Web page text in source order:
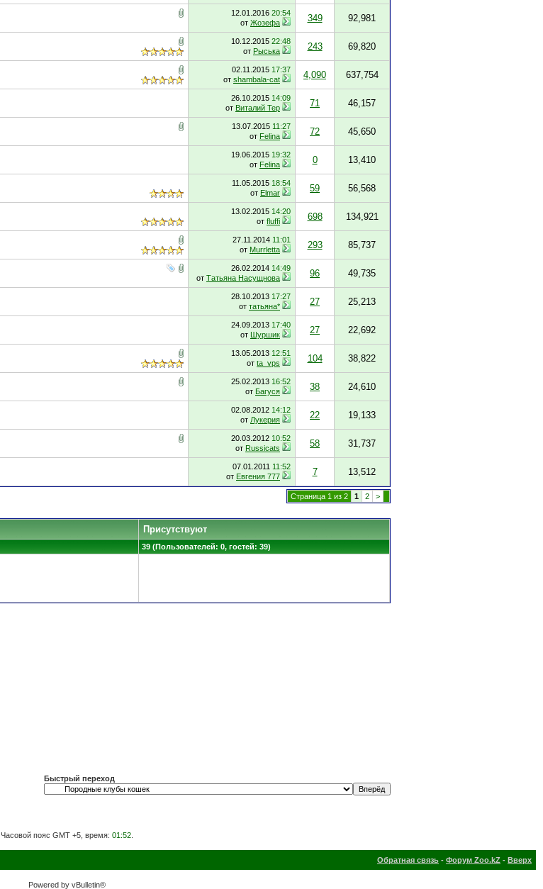
12.01.2016 20:54
от Жозефа 349 92,981
10.12.2015 22:48
от Рыська 243 69,820
02.11.2015 17:37
от shambala-cat 4,090 637,754
26.10.2015 14:09
от Виталий Тер 71 46,157
13.07.2015 11:27
от Felina 72 45,650
19.06.2015 19:32
от Felina 0 13,410
11.05.2015 18:54
от Elmar 59 56,568
13.02.2015 14:20
от fluffi 698 134,921
27.11.2014 11:01
от Murrletta 293 85,737
26.02.2014 14:49
от Татьяна Насущнова 96 49,735
28.10.2013 17:27
от татьяна* 27 25,213
24.09.2013 17:40
от Шуршик 27 22,692
13.05.2013 12:51
от ta_vps 104 38,822
25.02.2013 16:52
от Багуся 38 24,610
02.08.2012 14:12
от Лукерия 22 19,133
20.03.2012 10:52
от Russicats 58 31,737
07.01.2011 11:52
от Евгения 777 7 13,512
Страница 1 из 2 1 2 >
Присутствуют
39 (Пользователей: 0, гостей: 39)
Быстрый переход
Часовой пояс GMT +5, время: 01:52.
Обратная связь - Форум Zoo.kZ - Вверх
Powered by vBulletin®